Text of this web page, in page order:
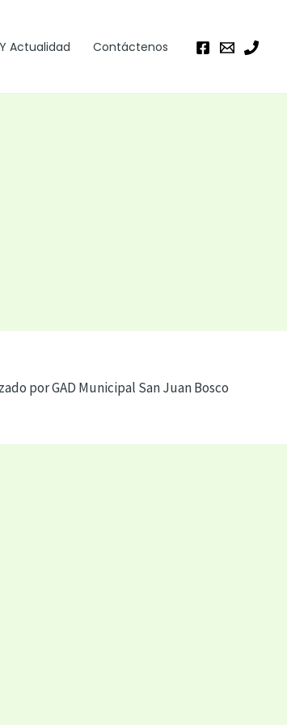
Actualidad Contáctenos
por GAD Municipal San Juan Bosco